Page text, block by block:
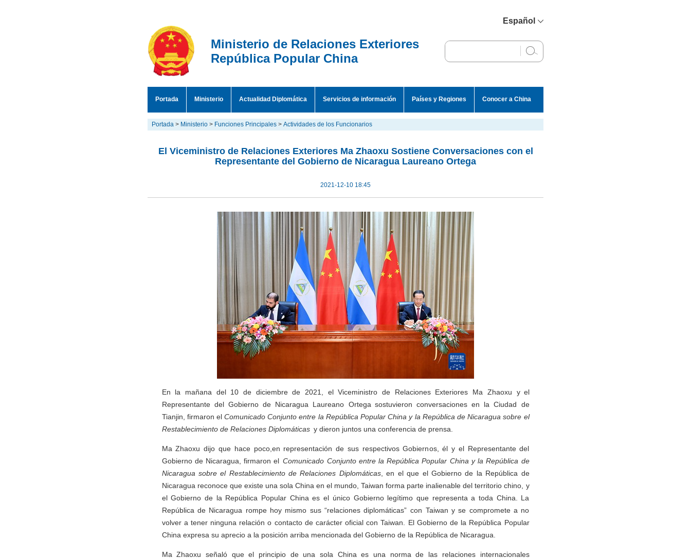
Español
English
Ministerio de Relaciones Exteriores
República Popular China
Portada Ministerio Actualidad Diplomática Servicios de información Países y Regiones Conocer a China
Portada > Ministerio > Funciones Principales > Actividades de los Funcionarios
El Viceministro de Relaciones Exteriores Ma Zhaoxu Sostiene Conversaciones con el
Representante del Gobierno de Nicaragua Laureano Ortega
2021-12-10 18:45
En la mañana del 10 de diciembre de 2021, el Viceministro de Relaciones Exteriores Ma Zhaoxu y el
Representante del Gobierno de Nicaragua Laureano Ortega sostuvieron conversaciones en la Ciudad de
Tianjin, firmaron elComunicado Conjunto entre la República Popular China y la República de Nicaragua sobre el
Restablecimiento de Relaciones Diplomáticasy dieron juntos una conferencia de prensa.
Ma Zhaoxu dijo que hace poco,en representación de sus respectivos Gobiernos, él y el Representante del
Gobierno de Nicaragua, firmaron elComunicado Conjunto entre la República Popular China y la República de
Nicaragua sobre el Restablecimiento de Relaciones Diplomáticas, en el que el Gobierno de la República de
Nicaragua reconoce que existe una sola China en el mundo, Taiwan forma parte inalienable del territorio chino, y
el Gobierno de la República Popular China es el único Gobierno legítimo que representa a toda China. La
República de Nicaragua rompe hoy mismo sus “relaciones diplomáticas” con Taiwan y se compromete a no
volver a tener ninguna relación o contacto de carácter oficial con Taiwan. El Gobierno de la República Popular
China expresa su aprecio a la posición arriba mencionada del Gobierno de la República de Nicaragua.
Ma Zhaoxu señaló que el principio de una sola China es una norma de las relaciones internacionales